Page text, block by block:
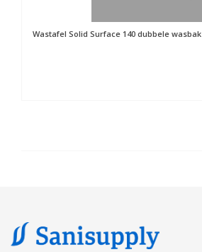
Wastafel Solid Surface 140 dubbele wasbak